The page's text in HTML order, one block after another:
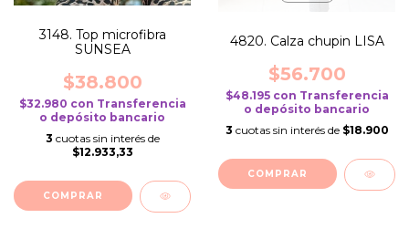
3148. Top microfibra
SUNSEA
$38.800
$32.980 con Transferencia
o depósito bancario
3 cuotas sin interés de
$12.933,33
COMPRAR
4820. Calza chupin LISA
$56.700
$48.195 con Transferencia
o depósito bancario
3 cuotas sin interés de $18.900
COMPRAR